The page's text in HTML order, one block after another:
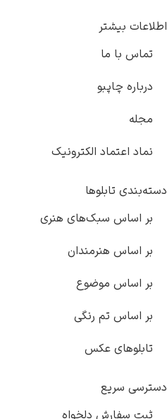
اطلاعات بیشتر
تماس با ما
درباره چاپبو
مجله
نماد اعتماد الکترونیک
دسته‌بندی تابلوها
بر اساس سبک‌های هنری
بر اساس هنرمندان
بر اساس موضوع
بر اساس تم رنگی
تابلوهای عکس
دسترسی سریع